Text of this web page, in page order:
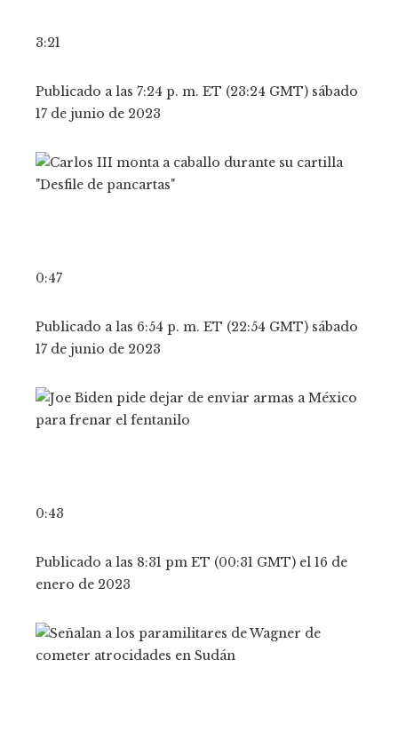
3:21
Publicado a las 7:24 p. m. ET (23:24 GMT) sábado
17 de junio de 2023
0:47
Publicado a las 6:54 p. m. ET (22:54 GMT) sábado
17 de junio de 2023
0:43
Publicado a las 8:31 pm ET (00:31 GMT) el 16 de
enero de 2023